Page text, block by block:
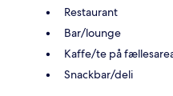
Restaurant
Bar/lounge
Kaffe/te på
Snackbar/deli